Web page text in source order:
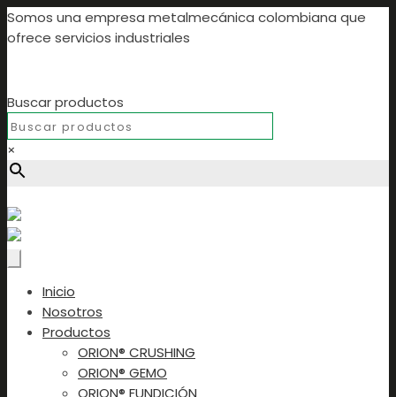
Somos una empresa metalmecánica colombiana que
ofrece servicios industriales
Buscar productos
×
Inicio
Nosotros
Productos
ORION® CRUSHING
ORION® GEMO
ORION® FUNDICIÓN